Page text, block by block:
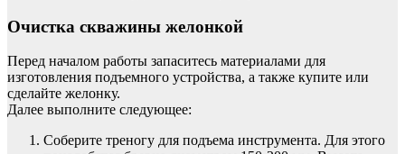
Очистка скважины желонкой
Перед началом работы запаситесь материалами для
изготовления подъемного устройства, а также купите или
сделайте желонку.
Далее выполните следующее:
Соберите треногу для подъема инструмента. Для этого